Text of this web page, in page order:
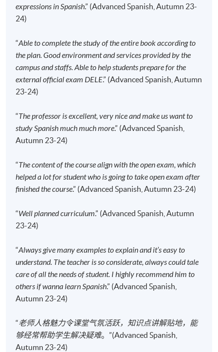
若个别学员缺席，本院将不提供补课或其他安排。
报名代码
2445-2840AW
开课日期
2026年9月15日 (星期二)
时间
6:45pm - 9:45pm
地点
Kowloon East Campus, 28 Wang Hoi Road,
报名代码
2445-2842AW
10:00am - 1:00pm (NO CLASS on 13 February
2027)
地点
HPSHCC Campus, 66 Leighton Road,
现时接受报名
修业期
120小时
40讲
每讲3小时
地点
港大保良何鸿燊社区书院
expressions in Spanish.” (Advanced Spanish, Autumn 23-
24)
“Able to complete the study of the entire book according to
the plan. Good environment and services provided by the
campus and staffs. Able to help students prepare for the
external official exam DELE.” (Advanced Spanish, Autumn
23-24)
“The professor is excellent, very nice and make us want to
study Spanish much much more.” (Advanced Spanish,
Autumn 23-24)
“The content of the course align with the open exam, which
helped a lot for student who is going to take open exam after
finished the course.” (Advanced Spanish, Autumn 23-24)
“Well planned curriculum.” (Advanced Spanish, Autumn
23-24)
“Always give many examples to explain and it’s easy to
understand. The teacher is so considerate, always could tale
care of all the needs of student. I highly recommend him to
others if wanna learn Spanish.” (Advanced Spanish,
Autumn 23-24)
“老师人格魅力令课堂气氛活跃，知识点讲解贴地，能
够经常帮助学生解决疑难。”(Advanced Spanish,
Autumn 23-24)